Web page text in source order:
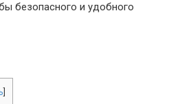
безопасного и удобного